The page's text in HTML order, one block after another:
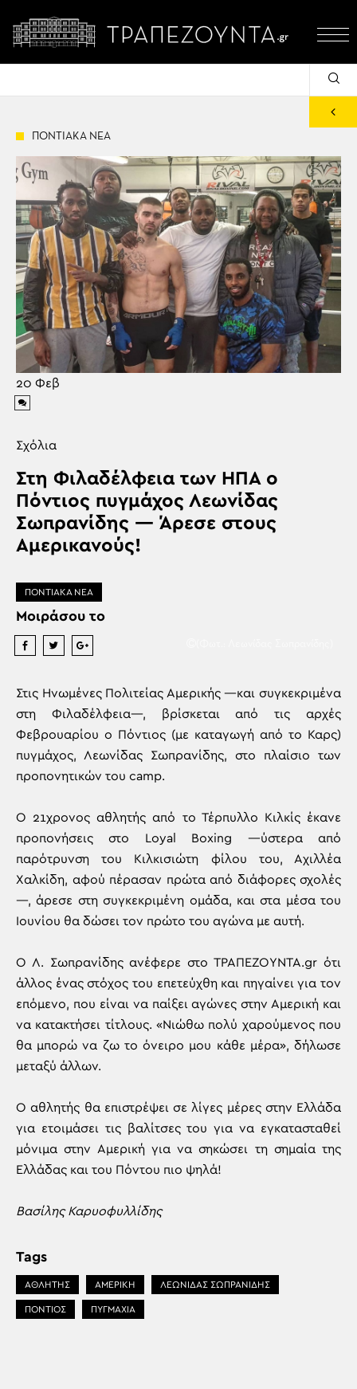
ΠΟΝΤΙΑΚΑ ΝΕΑ
20 Φεβ
Σχόλια
Στη Φιλαδέλφεια των ΗΠΑ ο
Πόντιος πυγμάχος Λεωνίδας
Σωπρανίδης — Άρεσε στους
Αμερικανούς!
ΠΟΝΤΙΑΚΑ ΝΕΑ
Μοιράσου το
Στις Ηνωμένες Πολιτείας Αμερικής —και συγκεκριμένα
στη Φιλαδέλφεια—, βρίσκεται από τις αρχές
Φεβρουαρίου ο Πόντιος (με καταγωγή από το Καρς)
πυγμάχος, Λεωνίδας Σωπρανίδης, στο πλαίσιο των
προπονητικών του camp.
Ο 21χρονος αθλητής από το Τέρπυλλο Κιλκίς έκανε
προπονήσεις στο Loyal Boxing —ύστερα από
παρότρυνση του Κιλκισιώτη φίλου του, Αχιλλέα
Χαλκίδη, αφού πέρασαν πρώτα από διάφορες σχολές
—, άρεσε στη συγκεκριμένη ομάδα, και στα μέσα του
Ιουνίου θα δώσει τον πρώτο του αγώνα με αυτή.
Ο Λ. Σωπρανίδης ανέφερε στο ΤΡΑΠΕΖΟΥΝΤΑ.gr ότι
άλλος ένας στόχος του επετεύχθη και πηγαίνει για τον
επόμενο, που είναι να παίξει αγώνες στην Αμερική και
να κατακτήσει τίτλους. «Νιώθω πολύ χαρούμενος που
θα μπορώ να ζω το όνειρο μου κάθε μέρα», δήλωσε
μεταξύ άλλων.
Ο αθλητής θα επιστρέψει σε λίγες μέρες στην Ελλάδα
για ετοιμάσει τις βαλίτσες του για να εγκατασταθεί
μόνιμα στην Αμερική για να σηκώσει τη σημαία της
Ελλάδας και του Πόντου πιο ψηλά!
Βασίλης Καρυοφυλλίδης
Tags
ΑΘΛΗΤΗΣ ΑΜΕΡΙΚΗ ΛΕΩΝΙΔΑΣ ΣΩΠΡΑΝΙΔΗΣ
ΠΟΝΤΙΟΣ ΠΥΓΜΑΧΙΑ